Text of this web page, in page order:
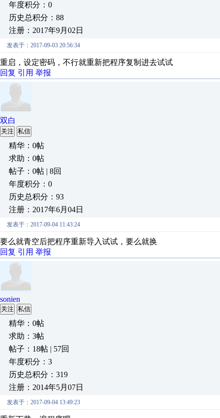
年度积分：0
历史总积分：88
注册：2017年9月02日
发表于：2017-09-03 20:56:34
重启，设定密码，不行就重新把程序复制进去试试
回复 引用 举报
双白
关注 私信
精华：0帖
求助：0帖
帖子：0帖 | 8回
年度积分：0
历史总积分：93
注册：2017年6月04日
发表于：2017-09-04 11:43:24
要么就青空后把程序重新导入试试，要么就换
回复 引用 举报
sonien
关注 私信
精华：0帖
求助：3帖
帖子：18帖 | 57回
年度积分：3
历史总积分：319
注册：2014年5月07日
发表于：2017-09-04 13:49:23